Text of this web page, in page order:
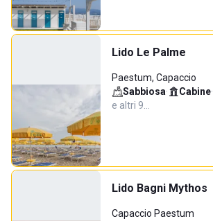
Lido Le Palme
Paestum, Capaccio
Sabbiosa· Cabine·
e altri 9…
Lido Bagni Mythos
Capaccio Paestum